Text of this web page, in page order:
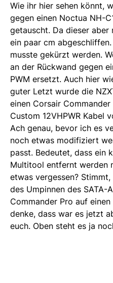
Wie ihr hier sehen könnt,
gegen einen Noctua NH-
getauscht. Da dieser
ein paar cm
musste gekürzt werden.
an der Rückwand gegen
PWM ersetzt. Auch hier
guter Letzt wurde die
einen Corsair
Custom 12VHPWR Kabel
Ach genau, bevor ich es
noch etwas modifiziert
passt. Bedeutet, dass ein
Multitool entfernt werden
etwas vergessen?
des Umpinnen des SATA-
Commander Pro auf
denke, dass war es jetzt
euch. Oben steht es ja